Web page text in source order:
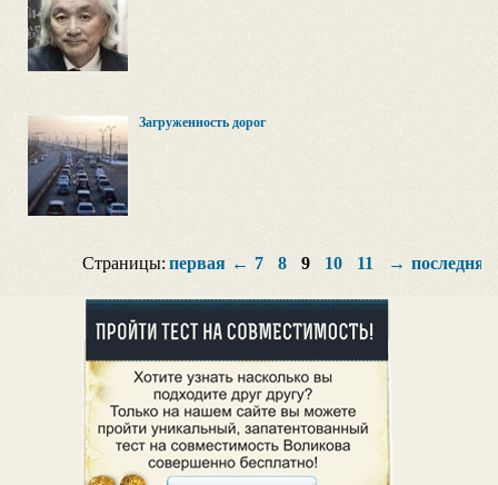
Загруженность дорог
Страницы: первая ← 7 8 9 10 11 → последняя